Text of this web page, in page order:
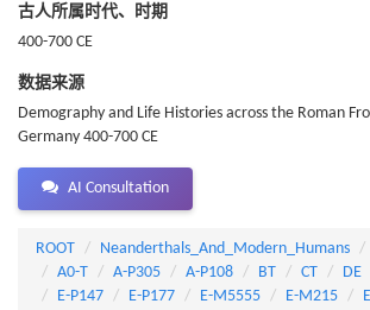
古人所属时代、时期
400-700 CE
数据来源
Demography and Life Histories across the Roman
Germany 400-700 CE
AI Consultation
ROOT Neanderthals_And_Modern_Humans
A0-T
A-P305 A-P108 BT CT DE
E-P147
E-P177 E-M5555 E-M215